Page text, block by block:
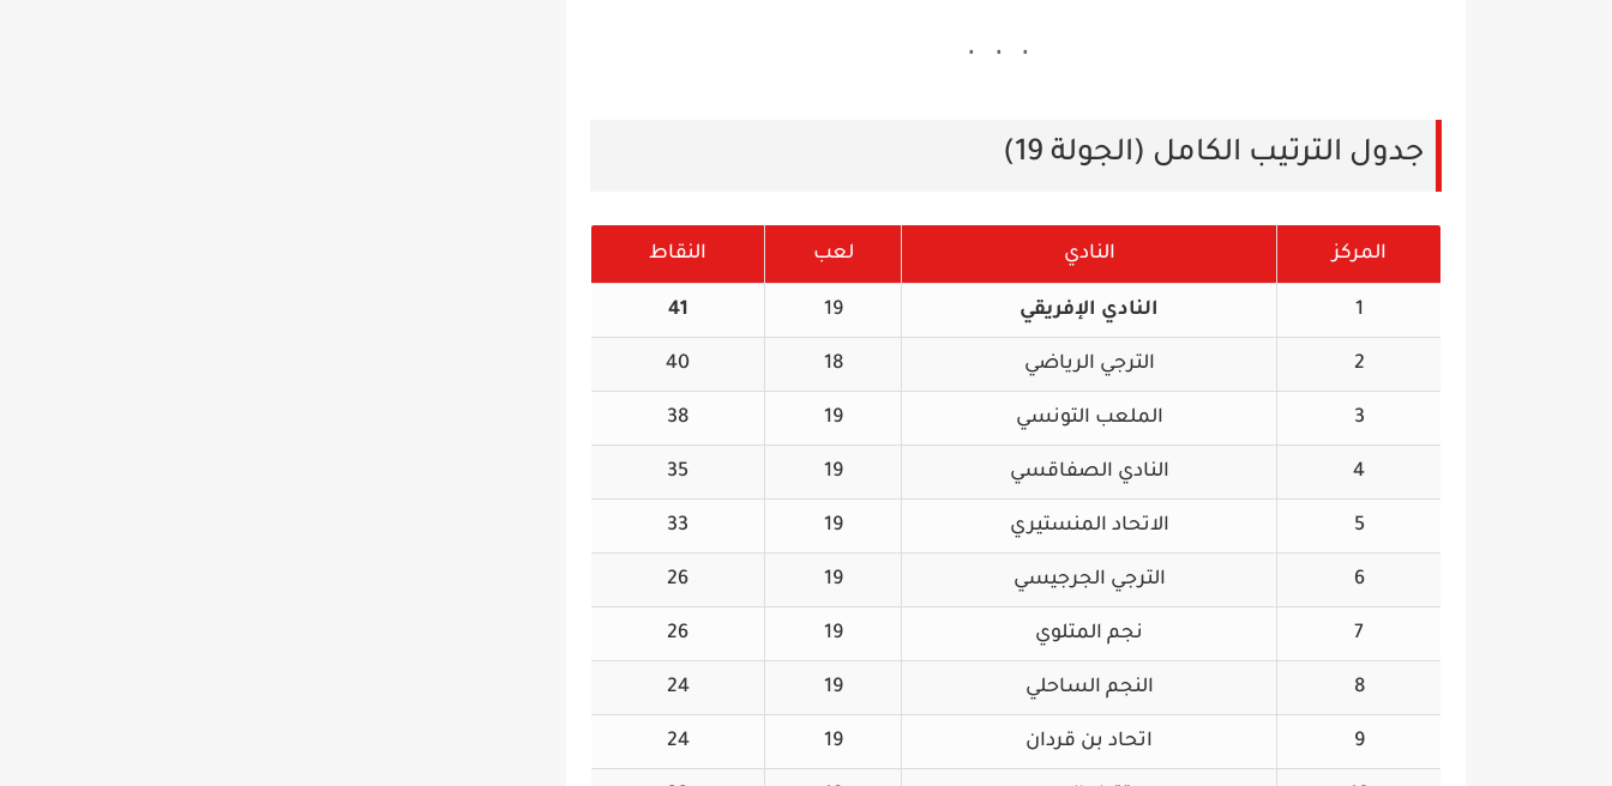
جدول الترتيب الكامل (الجولة 19)
المركز النادي لعب النقاط
1 النادي الإفريقي 19
41
2 الترجي الرياضي 18
40
3 الملعب التونسي 19
38
4 النادي الصفاقسي 19
35
5 الاتحاد المنستيري 19
33
6 الترجي الجرجيسي 19
26
7 نجم المتلوي 19
26
8 النجم الساحلي 19
24
9 اتحاد بن قردان 19
24